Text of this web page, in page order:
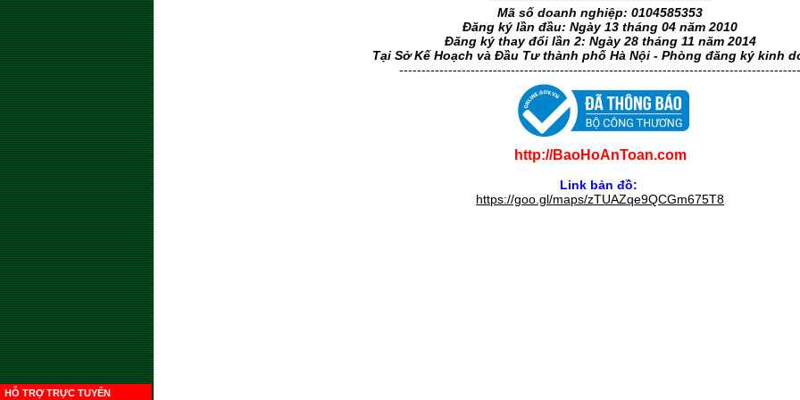
HỖ TRỢ TRỰC TUYẾN
Mã số doanh nghiệp: 0104585353
Đăng ký lần đầu: Ngày 13 tháng 04 năm 2010
Đăng ký thay đổi lần 2: Ngày 28 tháng 11 năm 2014
Tại Sở Kế Hoạch và Đầu Tư thành phố Hà Nội - Phòng đăng ký kinh
------------------------------------------------------------------------------------------
http://BaoHoAnToan.com
Link bản đồ:
https://goo.gl/maps/zTUAZqe9QCGm675T8